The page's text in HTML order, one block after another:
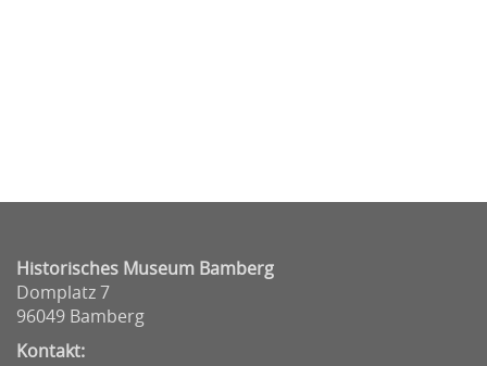
Historisches Museum Bamberg
Domplatz 7
96049 Bamberg
Kontakt: